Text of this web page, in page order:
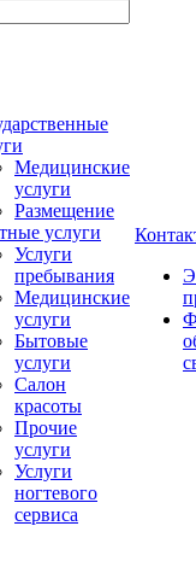
Медицинские
услуги
Размещение
услуги
Услуги
пребывания
Медицинские
услуги
Бытовые
услуги
Салон
красоты
Прочие
услуги
Услуги
ногтевого
сервиса